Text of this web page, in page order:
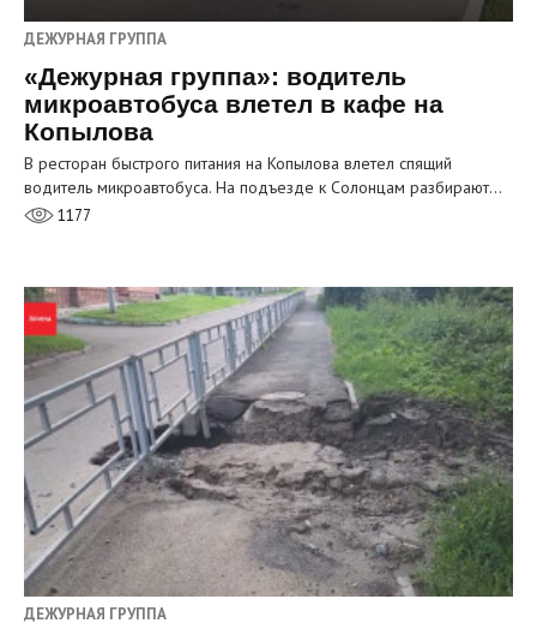
ДЕЖУРНАЯ ГРУППА
«Дежурная группа»: водитель
микроавтобуса влетел в кафе на
Копылова
В ресторан быстрого питания на Копылова влетел спящий
водитель микроавтобуса. На подъезде к Солонцам разбирают…
1177
ДЕЖУРНАЯ ГРУППА